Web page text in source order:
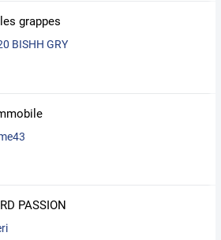
grappes
BISHH GRY
PASSION